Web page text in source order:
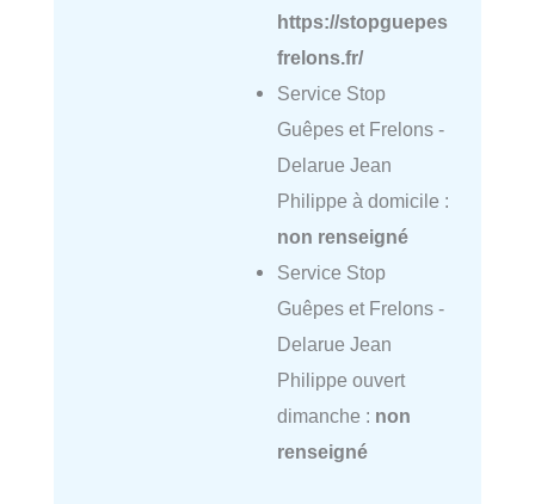
https://stopguepes
frelons.fr/
Service Stop
Guêpes et Frelons -
Delarue Jean
Philippe à domicile :
non renseigné
Service Stop
Guêpes et Frelons -
Delarue Jean
Philippe ouvert
dimanche : non
renseigné